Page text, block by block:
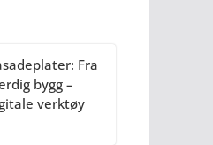
Fra
bygg –
verktøy